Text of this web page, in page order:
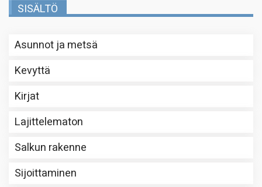
SISÄLTÖ
Asunnot ja metsä
Kevyttä
Kirjat
Lajittelematon
Salkun rakenne
Sijoittaminen